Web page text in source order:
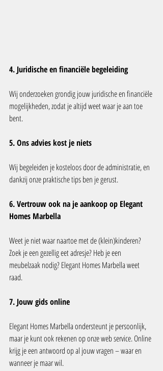
4. Juridische en financiële begeleiding
Wij onderzoeken grondig jouw juridische en financiële
mogelijkheden, zodat je altijd weet waar je aan toe
bent.
5. Ons advies kost je niets
Wij begeleiden je kosteloos door de administratie, en
dankzij onze praktische tips ben je gerust.
6. Vertrouw ook na je aankoop op Elegant
Homes Marbella
Weet je niet waar naartoe met de (klein)kinderen?
Zoek je een gezellig eet adresje? Heb je een
meubelzaak nodig? Elegant Homes Marbella weet
raad.
7. Jouw gids online
Elegant Homes Marbella ondersteunt je persoonlijk,
maar je kunt ook rekenen op onze web service. Online
krijg je een antwoord op al jouw vragen – waar en
wanneer je maar wil.